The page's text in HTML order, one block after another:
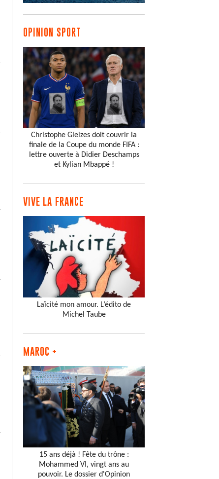
OPINION SPORT
Christophe Gleizes doit couvrir la
finale de la Coupe du monde FIFA :
lettre ouverte à Didier Deschamps
et Kylian Mbappé !
VIVE LA FRANCE
Laïcité mon amour. L’édito de
Michel Taube
MAROC +
15 ans déjà ! Fête du trône :
Mohammed VI, vingt ans au
pouvoir. Le dossier d'Opinion